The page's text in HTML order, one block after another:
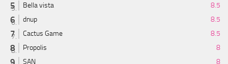
Bella vista
8.5
dnup
8.5
Cactus Game
8.5
Propolis
8
SAN
8